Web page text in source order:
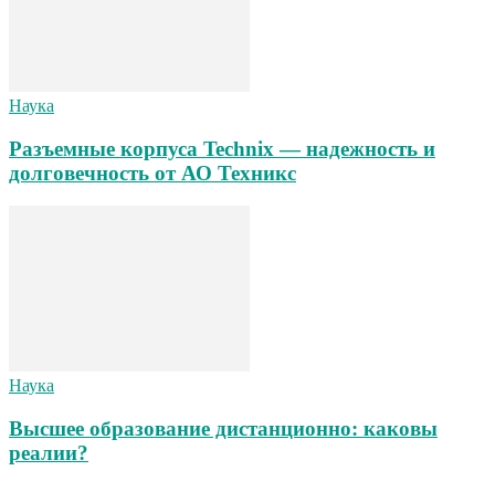
Наука
Разъемные корпуса Technix — надежность и
долговечность от АО Техникс
Наука
Высшее образование дистанционно: каковы
реалии?